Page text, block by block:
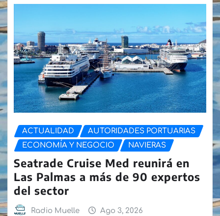
ACTUALIDAD
AUTORIDADES PORTUARIAS
ECONOMÍA Y NEGOCIO
NAVIERAS
Seatrade Cruise Med reunirá en
Las Palmas a más de 90 expertos
del sector
Radio Muelle Ago 3, 2026